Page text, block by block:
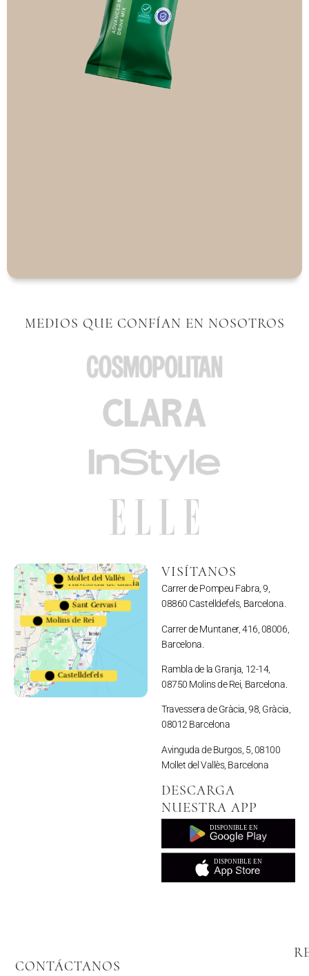
MEDIOS QUE CONFÍAN EN NOSOTROS
Travessera de Gràcia
Castelldefels
Sant Gervasi
Molins de Rei
Mollet del Vallès VISÍTANOS
Carrer de Pompeu Fabra, 9,
08860 Castelldefels, Barcelona.
Carrer de Muntaner, 416, 08006,
Barcelona.
Rambla de la Granja, 12-14,
08750 Molins de Rei, Barcelona.
Travessera de Gràcia, 98, Gràcia,
08012 Barcelona
Avinguda de Burgos, 5, 08100
Mollet del Vallès, Barcelona
DESCARGA
NUESTRA APP
CONTÁCTANOS